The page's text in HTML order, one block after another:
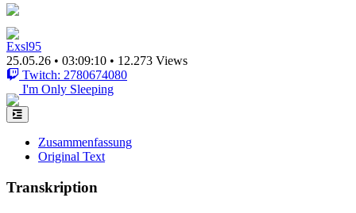
Exsl95
25.05.26 • 03:09:10 • 12.273 Views
Twitch: 2780674080
I'm Only Sleeping
Zusammenfassung
Original Text
Transkription